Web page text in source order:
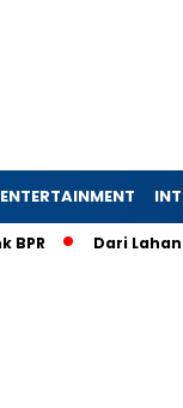
ENTERTAINMENT
Dari Lahan Kopi